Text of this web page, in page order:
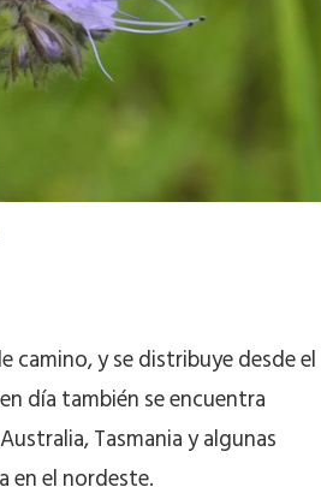
camino, y se distribuye desde el
día también se encuentra
Tasmania y algunas
en el nordeste.